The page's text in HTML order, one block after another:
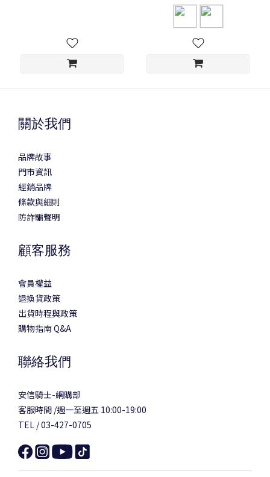
關於我們
品牌故事
門市資訊
經銷品牌
條款與細則
防詐騙聲明
顧客服務
會員權益
退換貨政策
出貨時程與政策
購物指南 Q&A
聯絡我們
安信騎士-網購部
客服時間 /週一至週五 10:00-19:00
TEL / 03-427-0705